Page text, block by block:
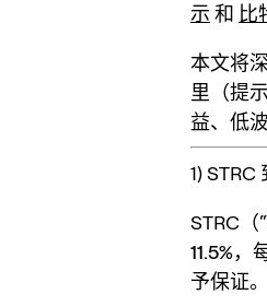
示 和 比
本文将
里（提示
益、低
1)
STRC
11.5%，
予保证